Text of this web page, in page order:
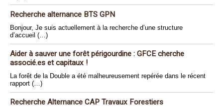
Recherche alternance BTS GPN
Bonjour, Je suis actuellement à la recherche d’une structure
d’accueil (…)
Aider à sauver une forêt périgourdine : GFCE cherche
associé.es et capitaux !
La forêt de la Double a été malheureusement repérée dans le récent
rapport (…)
Recherche Alternance CAP Travaux Forestiers